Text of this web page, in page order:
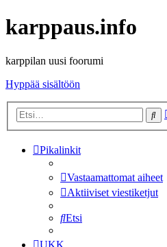
karppaus.info
karppilan uusi foorumi
Hyppää sisältöön
Etsi
Pikalinkit
Vastaamattomat aiheet
Aktiiviset viestiketjut
Etsi